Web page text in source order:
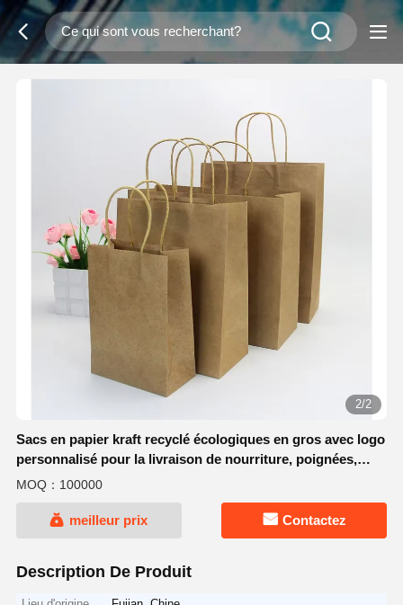
2/2
Sacs en papier kraft recyclé écologiques en gros avec logo
personnalisé pour la livraison de nourriture, poignées,
supermarché, cadeaux d'Halloween, sacs à emporter
MOQ：100000
meilleur prix Contactez
Description De Produit